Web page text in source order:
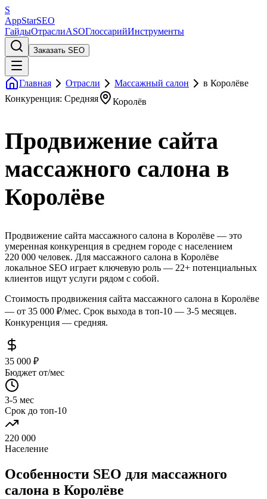
S
AppStarSEO
ГайдыОтраслиASOГлоссарийИнструменты
Заказать SEO
Главная Отрасли Массажный салон
в Королёве
Конкуренция: Средняя
Королёв
Продвижение сайта
массажного салона в
Королёве
Продвижение сайта массажного салона в Королёве — это
умеренная конкуренция в среднем городе с населением
220 000 человек. Для массажного салона в Королёве
локальное SEO играет ключевую роль — 22+ потенциальных
клиентов ищут услуги рядом с собой.
Стоимость продвижения сайта массажного салона в Королёве
— от 35 000 ₽/мес. Срок выхода в топ-10 — 3-5 месяцев.
Конкуренция — средняя.
35 000 ₽
Бюджет от/мес
3-5 мес
Срок до топ-10
220 000
Население
Особенности SEO для массажного
салона в Королёве